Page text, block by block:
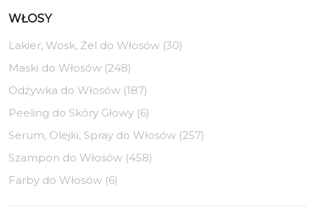
WŁOSY
Lakier, Wosk, Żel do Włosów (30)
Maski do Włosów (248)
Odżywka do Włosów (187)
Peeling do Skóry Głowy (6)
Serum, Olejki, Spray do Włosów (257)
Szampon do Włosów (458)
Farby do Włosów (6)